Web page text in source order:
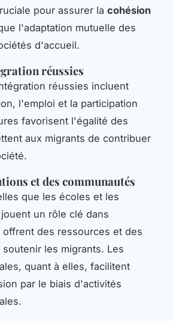
pour assurer la cohésion
l'adaptation mutuelle des
d'accueil.
réussies
réussies incluent
l'emploi et la participation
favorisent l'égalité des
aux migrants de contribuer
et des communautés
que les écoles et les
un rôle clé dans
des ressources et des
les migrants. Les
quant à elles, facilitent
par le biais d'activités